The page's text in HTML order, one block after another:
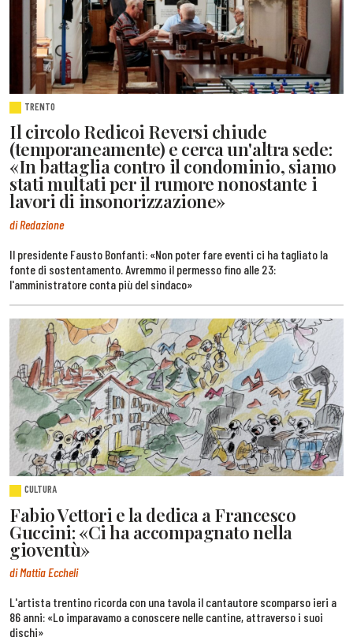
TRENTO
Il circolo Redicoi Reversi chiude
(temporaneamente) e cerca un'altra sede:
«In battaglia contro il condominio, siamo
stati multati per il rumore nonostante i
lavori di insonorizzazione»
di Redazione
Il presidente Fausto Bonfanti: «Non poter fare eventi ci ha tagliato la
fonte di sostentamento. Avremmo il permesso fino alle 23:
l'amministratore conta più del sindaco»
CULTURA
Fabio Vettori e la dedica a Francesco
Guccini: «Ci ha accompagnato nella
gioventù»
di Mattia Eccheli
L'artista trentino ricorda con una tavola il cantautore scomparso ieri a
86 anni: «Lo imparavamo a conoscere nelle cantine, attraverso i suoi
dischi»